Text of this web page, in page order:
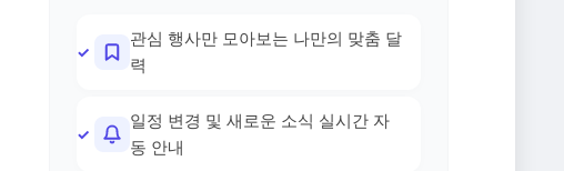
관심 행사만 모아보는 나만의 맞춤 달
력
일정 변경 및 새로운 소식 실시간 자
동 안내